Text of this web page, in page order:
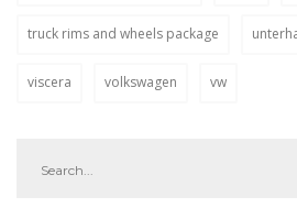
truck rims and wheels package
viscera volkswagen vw